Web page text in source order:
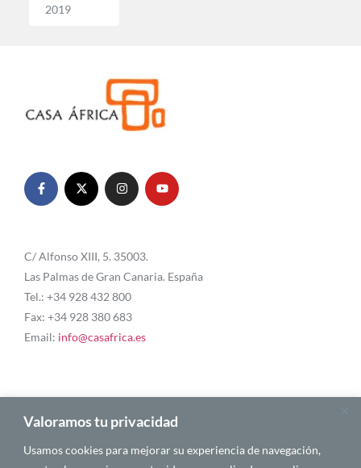
Valoramos tu privacidad
Usamos cookies para mejorar su experiencia de navegación,
2019
C/ Alfonso XIII, 5. 35003.
Las Palmas de Gran Canaria. España
Tel.: +34 928 432 800
Fax: +34 928 380 683
Email: info@casafrica.es
Blog
Quiénes somos